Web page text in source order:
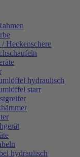
/ Heckenschere
hydraulisch
starr
hydraulisch